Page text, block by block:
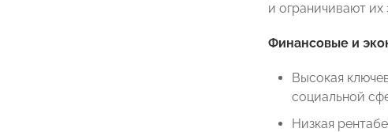
и ограничивают
Финансовые и
Высокая
социальной
Низкая